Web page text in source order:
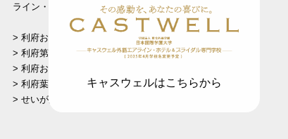
ライン・ホテル＆ブライダル専門学校
> 利府おおぞら幼稚園
> 利府第二おおぞら幼稚園
> 利府おおぞら保育園
> 利府葉山保育園
> せいがん幼稚園
キャスウェルはこちらから